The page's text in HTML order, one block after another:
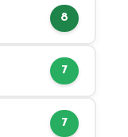
8
7
7